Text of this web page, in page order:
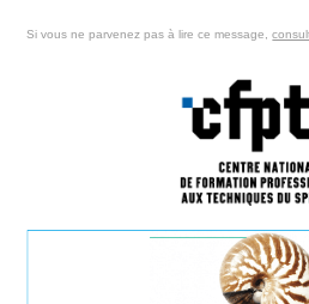
Si vous ne parvenez pasà lire ce message,